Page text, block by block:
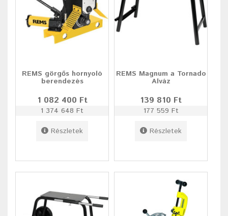
REMS görgős hornyoló
berendezés
1 082 400 Ft
1 374 648 Ft
Részletek
REMS Magnum a Tornado
Alváz
139 810 Ft
177 559 Ft
Részletek